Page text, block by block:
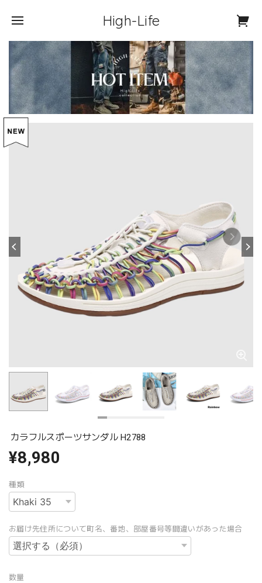
High-Life
カラフルスポーツサンダル H2788
¥8,980
種類
お届け先住所について町名、番地、部屋番号等間違いがあった場合
数量